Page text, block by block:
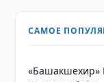
САМОЕ
«Башакшехир»